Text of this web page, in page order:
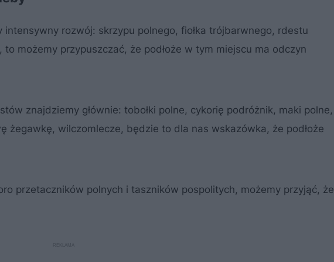
rozwój: skrzypu polnego, fiołka trójbarwnego, rdestu
możemy przypuszczać, że podłoże w tym miejscu ma odczyn
znajdziemy głównie: tobołki polne, cykorię podróżnik, maki polne,
żegawkę, wilczomlecze, będzie to dla nas wskazówka, że podłoże
przetaczników polnych i taszników pospolitych, możemy przyjąć, że